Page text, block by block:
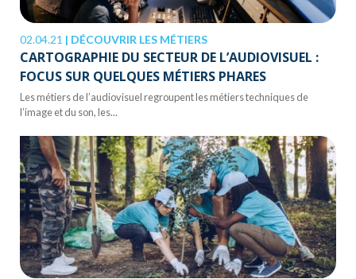
02.04.21 | DÉCOUVRIR LES MÉTIERS
CARTOGRAPHIE DU SECTEUR DE L’AUDIOVISUEL :
FOCUS SUR QUELQUES MÉTIERS PHARES
Les métiers de l’audiovisuel regroupent les métiers techniques de
l’image et du son, les...